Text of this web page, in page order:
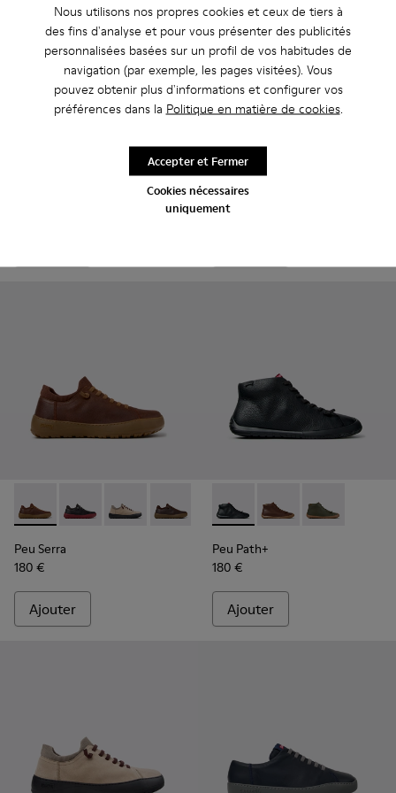
Nous utilisons nos propres cookies et ceux de tiers à
des fins d'analyse et pour vous présenter des publicités
personnalisées basées sur un profil de vos habitudes de
navigation (par exemple, les pages visitées). Vous
pouvez obtenir plus d'informations et configurer vos
préférences dans la Politique en matière de cookies.
Cookies nécessaires
uniquement
Accepter et Fermer
Peu Serra - K101007-005 - Baskets noires et grises en
Peu Serra - K101007-017 - Baskets bordeaux en
Peu Serra - K101007-016
Peu Serra - K101007-015 - Baskets
Peu Serra - K101007-011 -
Peu Serra - K101007-
Peu Serra - K300541-001 -
Peu Serra
190 €
Peu Serra - K101075-010 - Chaussures marron en cuir
Peu Serra - K101075-013 - Chaussures grises en
Peu Serra - K101075-011 - Chaussures en
Peu Serra - K101075-005
Peu Serra - K101075-001 -
Peu Serra
180 €
Ajouter
Peu Path+ - K300558-004
Peu Path+ -Peu Path+ -
Peu Path+
180 €
Ajouter